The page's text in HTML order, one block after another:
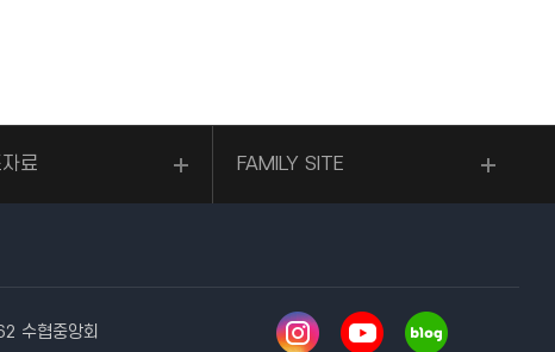
료 FAMILY SITE
수협중앙회